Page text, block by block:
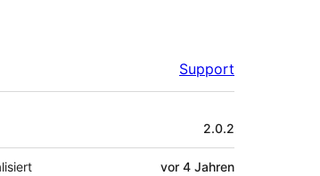
Support
2.0.2
vor 4 Jahren